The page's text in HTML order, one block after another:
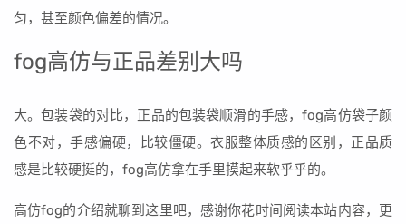
匀，甚至颜色偏差的情况。
fog高仿与正品差别大吗
大。包装袋的对比，正品的包装袋顺滑的手感，fog高仿袋子颜
色不对，手感偏硬，比较僵硬。衣服整体质感的区别，正品质
感是比较硬挺的，fog高仿拿在手里摸起来软乎乎的。
高仿fog的介绍就聊到这里吧，感谢你花时间阅读本站内容，更